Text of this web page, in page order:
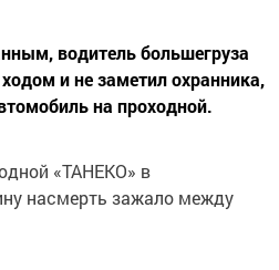
водитель большегруза
и не заметил охранника,
на проходной.
«ТАНЕКО» в
насмерть зажало между